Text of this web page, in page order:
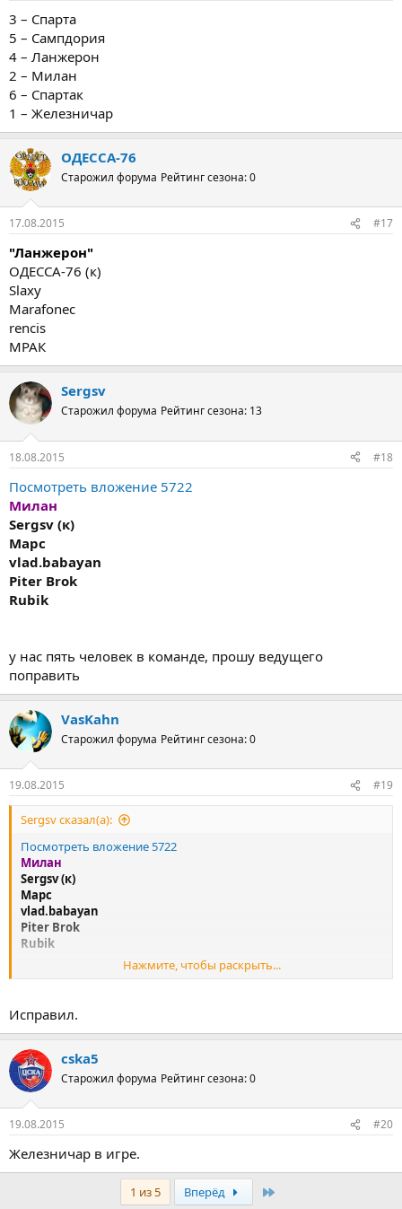
3 – Спарта
5 – Сампдория
4 – Ланжерон
2 – Милан
6 – Спартак
1 – Железничар
ОДЕССА-76
Старожил форума Рейтинг сезона: 0
17.08.2015 #17
"Ланжерон"
ОДЕССА-76 (к)
Slaxy
Marafonec
rencis
МРАК
Sergsv
Старожил форума Рейтинг сезона: 13
18.08.2015 #18
Посмотреть вложение 5722
Милан
Sergsv (к)
Марс
vlad.babayan
Piter Brok
Rubik
у нас пять человек в команде, прошу ведущего
поправить
VasKahn
Старожил форума Рейтинг сезона: 0
19.08.2015 #19
Sergsv сказал(а):
Посмотреть вложение 5722
Милан
Sergsv (к)
Марс
vlad.babayan
Piter Brok
Rubik
Нажмите, чтобы раскрыть...
Исправил.
cska5
Старожил форума Рейтинг сезона: 0
19.08.2015 #20
Железничар в игре.
1 из 5 Вперёд